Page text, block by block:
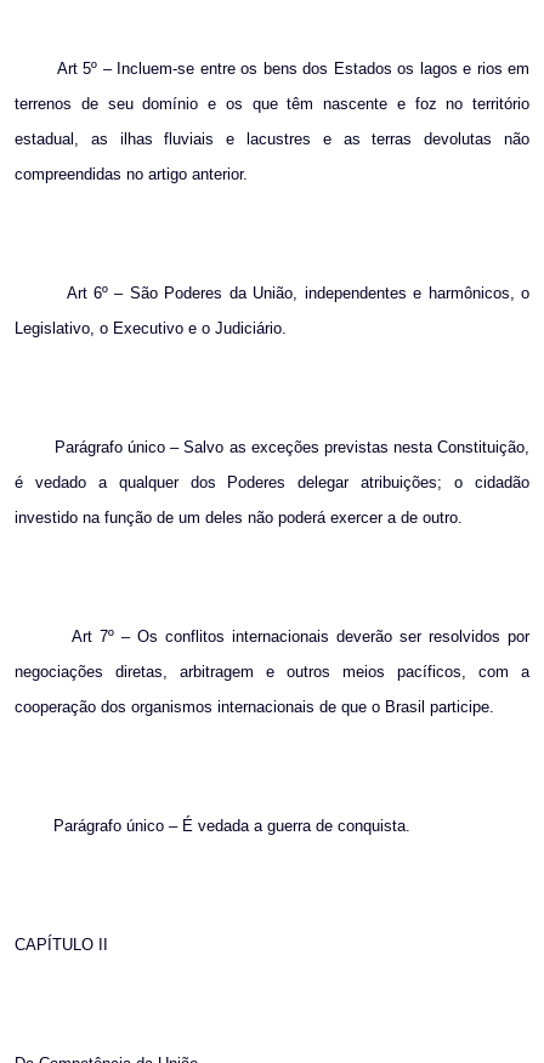
Art 5º – Incluem-se entre os bens dos Estados os lagos e rios em
terrenos de seu domínio e os que têm nascente e foz no território
estadual, as ilhas fluviais e lacustres e as terras devolutas não
compreendidas no artigo anterior.
Art 6º – São Poderes da União, independentes e harmônicos, o
Legislativo, o Executivo e o Judiciário.
Parágrafo único – Salvo as exceções previstas nesta Constituição,
é vedado a qualquer dos Poderes delegar atribuições; o cidadão
investido na função de um deles não poderá exercer a de outro.
Art 7º – Os conflitos internacionais deverão ser resolvidos por
negociações diretas, arbitragem e outros meios pacíficos, com a
cooperação dos organismos internacionais de que o Brasil participe.
Parágrafo único – É vedada a guerra de conquista.
CAPÍTULO II